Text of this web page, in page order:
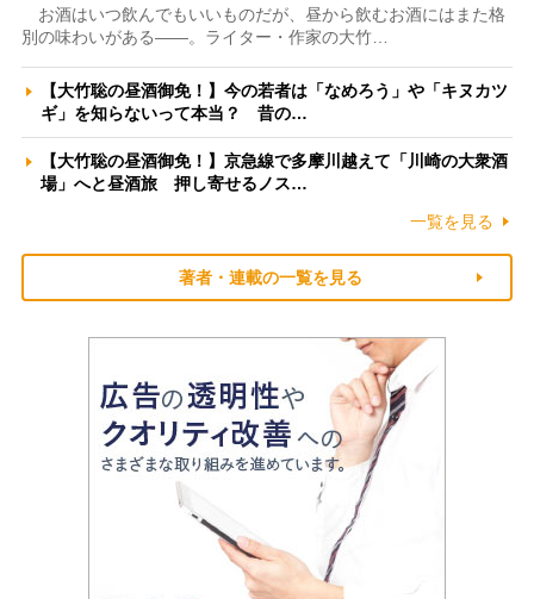
お酒はいつ飲んでもいいものだが、昼から飲むお酒にはまた格
別の味わいがある――。ライター・作家の大竹…
【大竹聡の昼酒御免！】今の若者は「なめろう」や「キヌカツ
ギ」を知らないって本当？ 昔の…
【大竹聡の昼酒御免！】京急線で多摩川越えて「川崎の大衆酒
場」へと昼酒旅 押し寄せるノス…
一覧を見る
著者・連載の一覧を見る